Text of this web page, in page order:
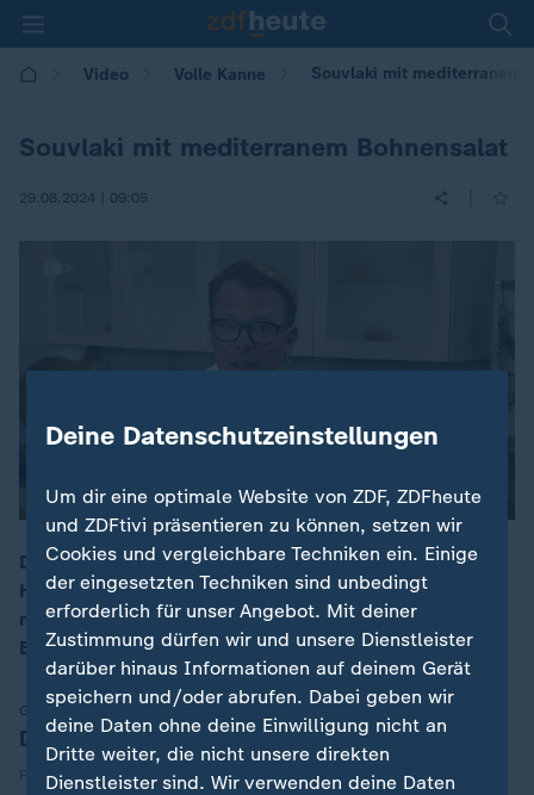
Video Volle Kanne Souvlaki mit mediterranem
Souvlaki mit mediterranem Bohnensalat
29.08.2024 | 09:05
00:18
Die Grillspieße bringen Griechenland-Feeling nach
Hause. Mario Kotaska serviert passend dazu einen
mediterranen Bohnensalat aus grünen und weißen
Bohnen.
Gesellschaft | Volle Kanne
Download Rezept
PDF 67,64 kB Herunterladen
Deine Datenschutzeinstellungen
Um dir eine optimale Website von ZDF, ZDFheute
und ZDFtivi präsentieren zu können, setzen wir
Cookies und vergleichbare Techniken ein. Einige
der eingesetzten Techniken sind unbedingt
erforderlich für unser Angebot. Mit deiner
Zustimmung dürfen wir und unsere Dienstleister
darüber hinaus Informationen auf deinem Gerät
speichern und/oder abrufen. Dabei geben wir
deine Daten ohne deine Einwilligung nicht an
Dritte weiter, die nicht unsere direkten
Dienstleister sind. Wir verwenden deine Daten